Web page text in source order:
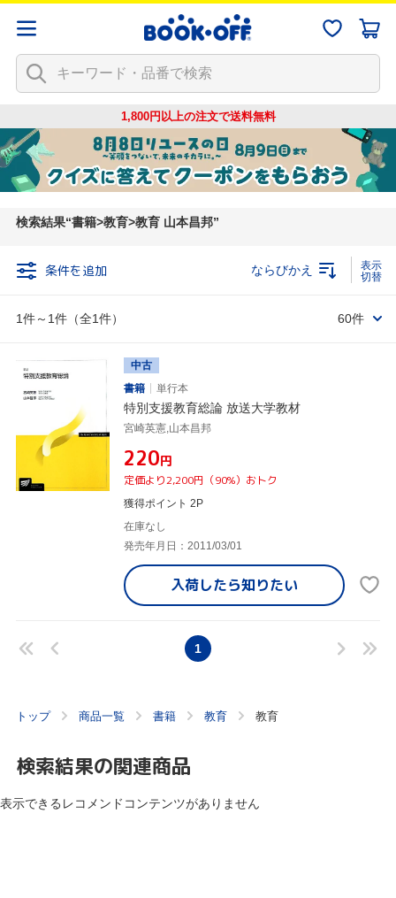
1,800円以上の注文で送料無料
検索結果 書籍>教育>教育 山本昌邦
条件を追加
1件～1件（全1件）
ならびかえ
60件
中古
書籍
単行本
特別支援教育総論 放送大学教材
宮崎英憲,山本昌邦
¥220円
定価より2,200円（90%）おトク
獲得ポイント 2P
在庫なし
発売年月日：2011/03/01
入荷したら知りたい
1
トップ 商品一覧 書籍 教育 教育
検索結果の関連商品
表示できるレコメンドコンテンツがありません